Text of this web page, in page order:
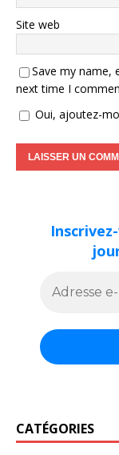
Site web
Save my name,
next time I
Oui, ajoutez-
CATÉGORIES